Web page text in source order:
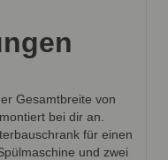
Gesamtbreite von
bei dir an.
für einen
und zwei